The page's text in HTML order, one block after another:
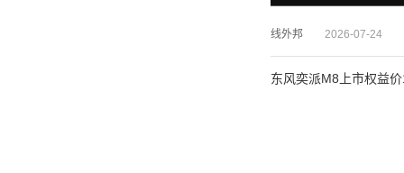
线外邦 2026-07-24
东风奕派M8上市权益